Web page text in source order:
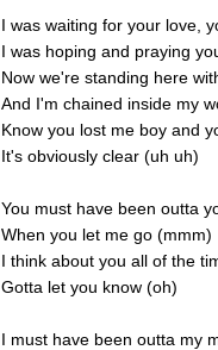
I was waiting for your love
I was hoping and praying
Now we're standing here
And I'm chained inside my
Know you lost me boy and
It's obviously clear (uh uh)
You must have been outta
When you let me go (mmm)
I think about you all of the
Gotta let you know (oh)
I must have been outta my